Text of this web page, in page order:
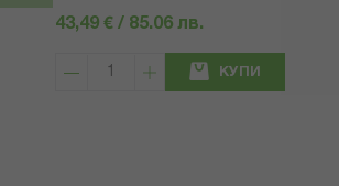
43,49 € / 85.06 лв.
КУПИ